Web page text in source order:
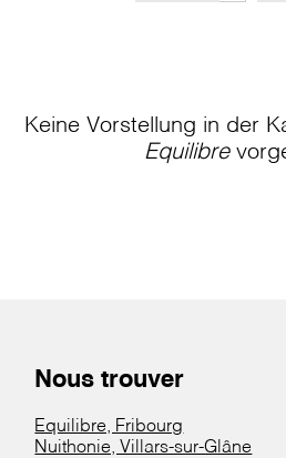
Keine Vorstellung in der
Equilibre
Nous trouver
Equilibre, Fribourg
Nuithonie, Villars-sur-Glâne